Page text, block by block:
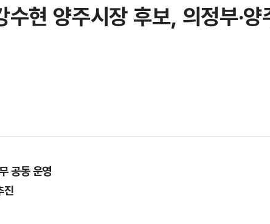
수현 양주시장 후보, 의정부·
공동 운영
진